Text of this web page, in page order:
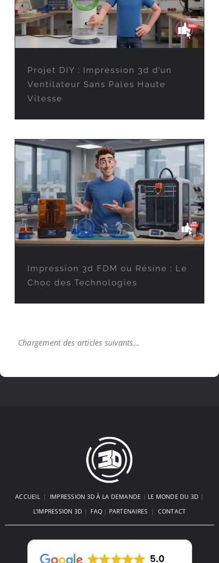
Projet DIY : Impression 3d d’un
Ventilateur Sans Pales Haute
Vitesse
Impression 3d FDM ou Résine : Le
Choc des Technologies
Le Coffre de Plage imprimé en 3D
: La Révolution de vos Vacances